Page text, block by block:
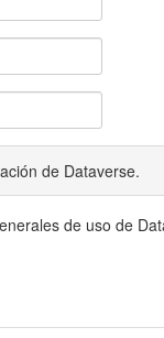
de Dataverse.
de uso de